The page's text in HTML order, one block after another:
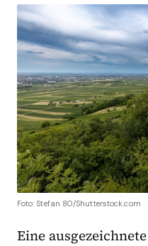
Foto: Stefan 80/Shutterstock.com
Eine